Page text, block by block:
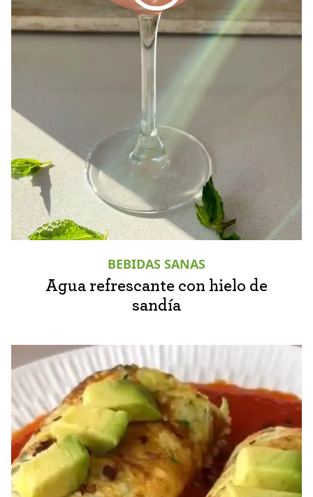
BEBIDAS SANAS
Agua refrescante con hielo de
sandía